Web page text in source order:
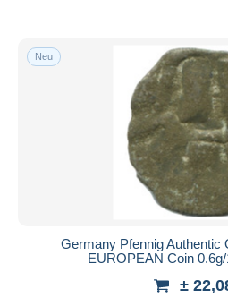
Neu
Germany Pfennig Authentic
EUROPEAN Coin
±